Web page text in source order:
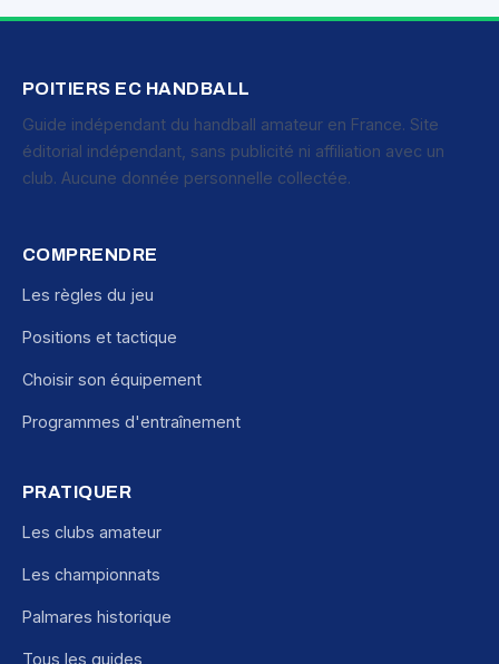
POITIERS EC HANDBALL
Guide indépendant du handball amateur en France. Site
éditorial indépendant, sans publicité ni affiliation avec un
club. Aucune donnée personnelle collectée.
COMPRENDRE
Les règles du jeu
Positions et tactique
Choisir son équipement
Programmes d'entraînement
PRATIQUER
Les clubs amateur
Les championnats
Palmares historique
Tous les guides